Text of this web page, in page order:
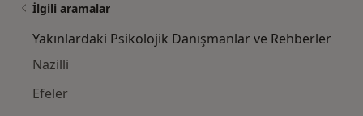
İlgili aramalar
Yakınlardaki Psikolojik Danışmanlar ve Rehberler
Nazilli
Efeler